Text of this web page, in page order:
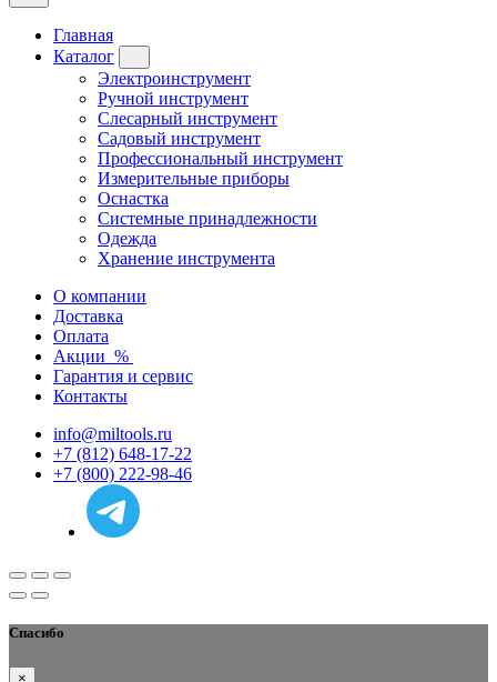
Главная
Каталог
Электроинструмент
Ручной инструмент
Слесарный инструмент
Садовый инструмент
Профессиональный инструмент
Измерительные приборы
Оснастка
Системные принадлежности
Одежда
Хранение инструмента
О компании
Доставка
Оплата
Акции %
Гарантия и сервис
Контакты
info@miltools.ru
+7 (812) 648-17-22
+7 (800) 222-98-46
Спасибо
×